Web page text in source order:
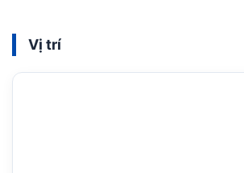
Vị trí